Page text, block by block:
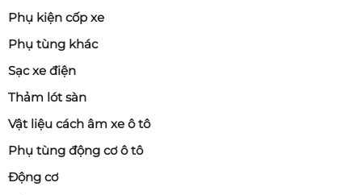
Phụ kiện cốp xe
Phụ tùng khác
Sạc xe điện
Thảm lót sàn
Vật liệu cách âm xe ô tô
Phụ tùng động cơ ô tô
Động cơ